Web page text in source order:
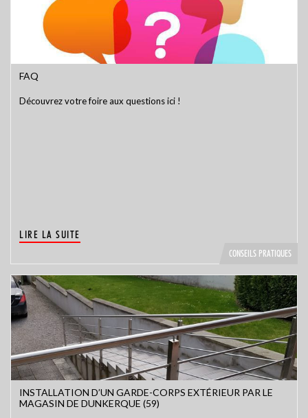
FAQ
Découvrez votre foire aux questions ici !
LIRE LA SUITE
CONSEILS PRATIQUES
INSTALLATION D’UN GARDE-CORPS EXTÉRIEUR PAR LE
MAGASIN DE DUNKERQUE (59)